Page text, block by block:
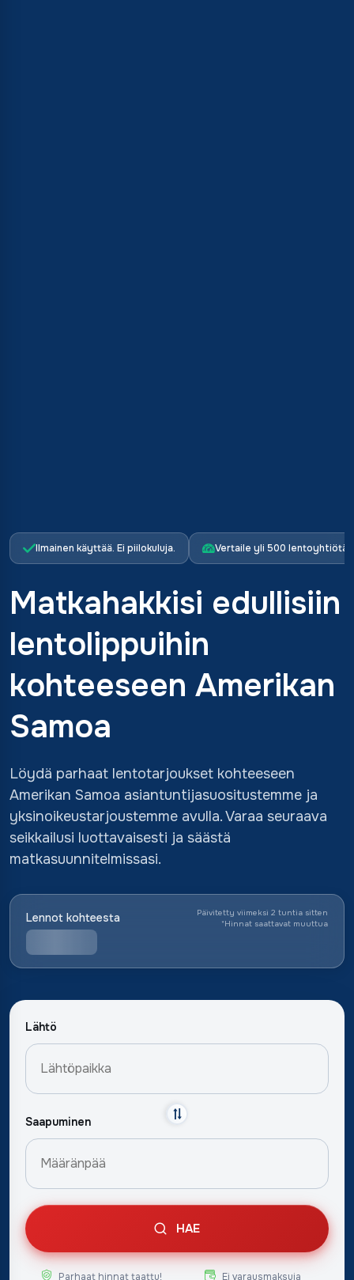
Ilmainen käyttää. Ei piilokuluja. Vertaile yli 500 lentoyhtiötä
Matkahakkisi edullisiin
lentolippuihin
kohteeseen Amerikan
Samoa
Löydä parhaat lentotarjoukset kohteeseen
Amerikan Samoa asiantuntijasuositustemme ja
yksinoikeustarjoustemme avulla. Varaa seuraava
seikkailusi luottavaisesti ja säästä
matkasuunnitelmissasi.
Lennot kohteesta
Päivitetty viimeksi 2 tuntia sitten
*Hinnat saattavat muuttua
Lähtö
Saapuminen
HAE
Parhaat hinnat taattu! Ei varausmaksuja